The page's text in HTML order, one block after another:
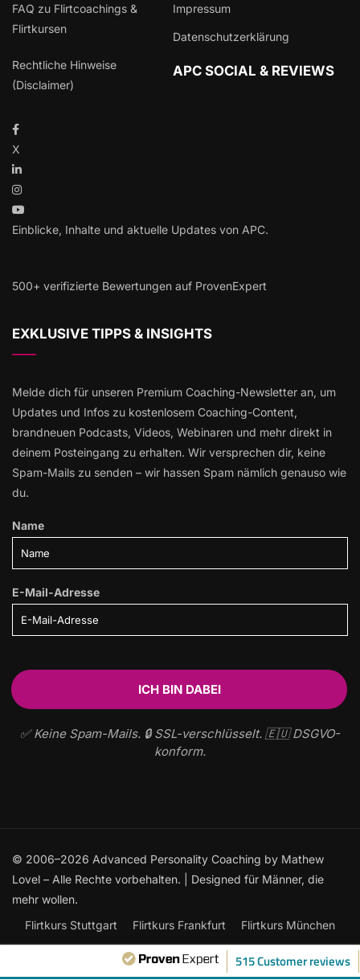
FAQ zu Flirtcoachings &
Flirtkursen
Impressum
Datenschutzerklärung
Rechtliche Hinweise
(Disclaimer)
APC SOCIAL & REVIEWS
X
Einblicke, Inhalte und aktuelle Updates von APC.
500+ verifizierte Bewertungen auf ProvenExpert
EXKLUSIVE TIPPS & INSIGHTS
Melde dich für unseren Premium Coaching-Newsletter an, um
Updates und Infos zu kostenlosem Coaching-Content,
brandneuen Podcasts, Videos, Webinaren und mehr direkt in
deinem Posteingang zu erhalten. Wir versprechen dir, keine
Spam-Mails zu senden – wir hassen Spam nämlich genauso wie
du.
Name
E-Mail-Adresse
✅ Keine Spam-Mails. 🔒 SSL-verschlüsselt. 🇪🇺 DSGVO-
konform.
515 Customer reviews
© 2006–2026 Advanced Personality Coaching by Mathew
Lovel – Alle Rechte vorbehalten. | Designed für Männer, die
mehr wollen.
Flirtkurs Stuttgart
Flirtkurs Frankfurt
Flirtkurs München
Flirtkurs Hamburg
Flirtkurs Berlin
Frauen ansprechen: Der ultimative Leitfaden